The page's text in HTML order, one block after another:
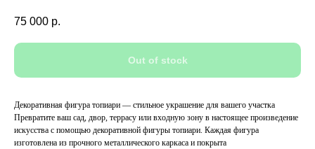
75 000 р.
Out of stock
Декоративная фигура топиари — стильное украшение для вашего участка
Превратите ваш сад, двор, террасу или входную зону в настоящее произведение
искусства с помощью декоративной фигуры топиари. Каждая фигура
изготовлена из прочного металлического каркаса и покрыта